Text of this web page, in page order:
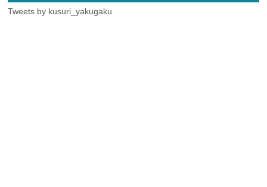
Tweets by kusuri_yakugaku